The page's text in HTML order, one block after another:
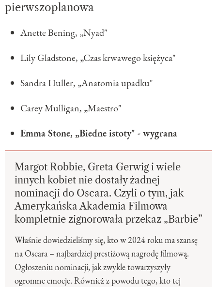
pierwszoplanowa
Anette Bening, „Nyad"
Lily Gladstone, „Czas krwawego księżyca"
Sandra Huller, „Anatomia upadku"
Carey Mulligan, „Maestro"
Emma Stone, „Biedne istoty" - wygrana
Margot Robbie, Greta Gerwig i wiele
innych kobiet nie dostały żadnej
nominacji do Oscara. Czyli o tym, jak
Amerykańska Akademia Filmowa
kompletnie zignorowała przekaz „Barbie”
Właśnie dowiedzieliśmy się, kto w 2024 roku ma szansę
na Oscara – najbardziej prestiżową nagrodę filmową.
Ogłoszeniu nominacji, jak zwykle towarzyszyły
ogromne emocje. Również z powodu tego, kto tej